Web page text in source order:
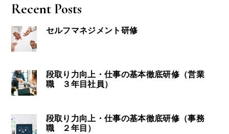
Recent Posts
セルフマネジメント研修
段取り力向上・仕事の基本徹底研修（営業
職 ３年目社員）
段取り力向上・仕事の基本徹底研修（事務
職 ２年目）